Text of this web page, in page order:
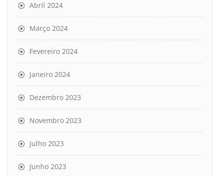
Abril 2024
Março 2024
Fevereiro 2024
Janeiro 2024
Dezembro 2023
Novembro 2023
Julho 2023
Junho 2023